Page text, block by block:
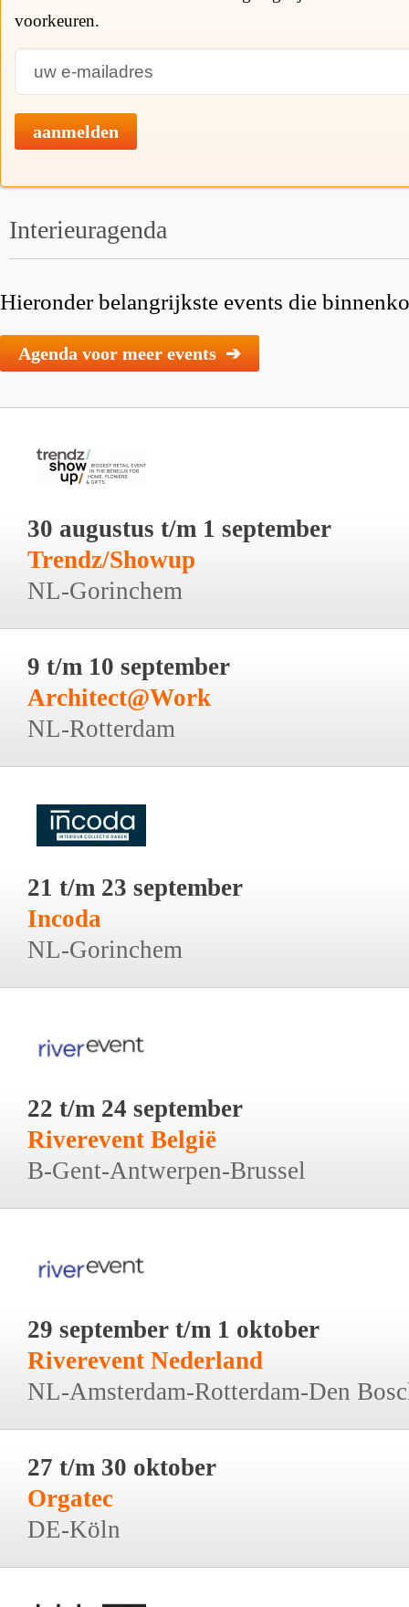
voorkeuren.
aanmelden
Interieuragenda
Hieronder belangrijkste events die
Agenda voor meer events ➔
30 augustus t/m 1 september
Trendz/Showup
NL-Gorinchem
9 t/m 10 september
Architect@Work
NL-Rotterdam
21 t/m 23 september
Incoda
NL-Gorinchem
22 t/m 24 september
Riverevent België
B-Gent-Antwerpen-Brussel
29 september t/m 1 oktober
Riverevent Nederland
NL-Amsterdam-Rotterdam-Den
27 t/m 30 oktober
Orgatec
DE-Köln